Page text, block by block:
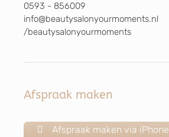
0593 - 856009
info@beautysalonyourmoments.nl
/beautysalonyourmoments
Afspraak maken
Afspraak maken via iPhone